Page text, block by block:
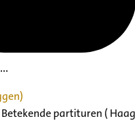
Betekende partituren (